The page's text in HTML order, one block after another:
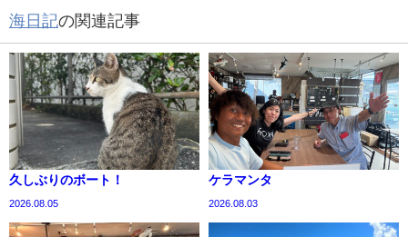
海日記の関連記事
久しぶりのボート！
2026.08.05
ケラマンタ
2026.08.03